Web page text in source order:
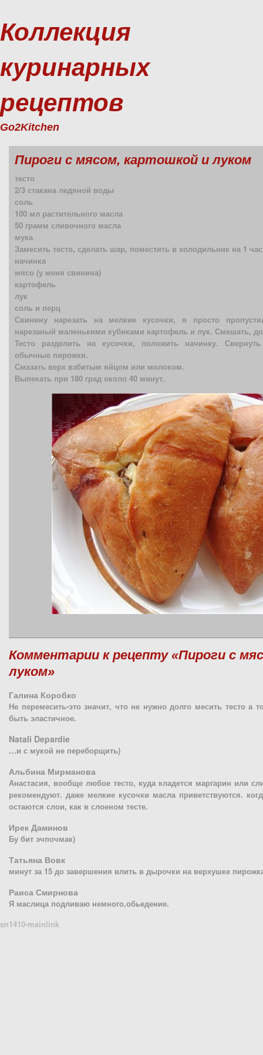
Коллекция
куринарных
рецептов
Go2Kitchen
Пироги с мясом, картошкой и луком
тесто
2/3 стакана ледяной воды
соль
100 мл растительного масла
50 грамм сливочного масла
мука
Замесить тесто, сделать шар, поместить в холодильник на 1
начинка
мясо (у меня свинина)
картофель
лук
соль и перц
Свинину нарезать на мелкие кусочки, я просто
нарезаный маленькими кубиками картофель и лук. Смешать,
Тесто разделить на кусочки, положить начинку.
обычные пирожки.
Смазать верх взбитым яйцом или молоком.
Выпекать при 180 град около 40 минут.
Комментарии к рецепту «Пироги с
луком»
Галина Коробко
Не перемесить-это значит, что не нужно долго месить тесто а
быть эластичное.
Natali Depardie
…и с мукой не переборщить)
Альбина Мирманова
Анастасия, вообще любое тесто, куда кладется маргарин или
рекомендуют. даже мелкие кусочки масла приветствуются.
остаются слои, как в слоеном тесте.
Ирек Даминов
Бу бит эчпочмак)
Татьяна Вовк
минут за 15 до завершения влить в дырочки на верхушке
Раиса Смирнова
Я маслица подливаю немного,обьедение.
sn1410-mainlink